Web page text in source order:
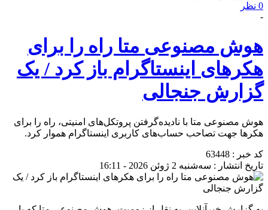
0 نظر
-
هوش مصنوعی متا راه را برای
هکرهای اینستاگرام باز کرد / یک
گزارش جنجالی
هوش مصنوعی متا با نادیده‌گرفتن پروتکل‌های امنیتی، راه را برای
هکرها جهت تصاحب حساب‌های کاربری اینستاگرام هموار کرد.
کد خبر : 63448
تاریخ انتشار : سه‌شنبه 2 ژوئن 2026 - 16:11